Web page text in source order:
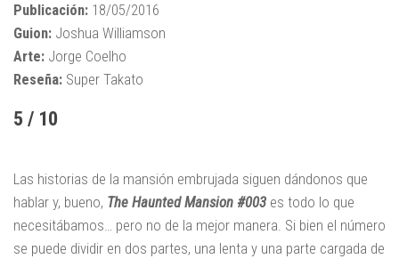
Publicación: 18/05/2016
Guion: Joshua Williamson
Arte: Jorge Coelho
Reseña: Super Takato
5 / 10
Las historias de la mansión embrujada siguen dándonos que
hablar y, bueno, The Haunted Mansion #003 es todo lo que
necesitábamos… pero no de la mejor manera. Si bien el número
se puede dividir en dos partes, una lenta y una parte cargada de